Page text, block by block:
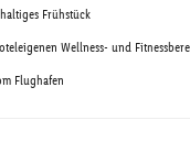
Frühstück
Wellness- und
Flughafen